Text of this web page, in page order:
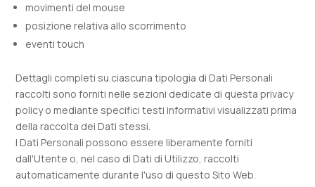
movimenti del mouse
posizione relativa allo scorrimento
eventi touch
Dettagli completi su ciascuna tipologia di Dati Personali
raccolti sono forniti nelle sezioni dedicate di questa privacy
policy o mediante specifici testi informativi visualizzati prima
della raccolta dei Dati stessi.
I Dati Personali possono essere liberamente forniti
dall'Utente o, nel caso di Dati di Utilizzo, raccolti
automaticamente durante l'uso di questo Sito Web.